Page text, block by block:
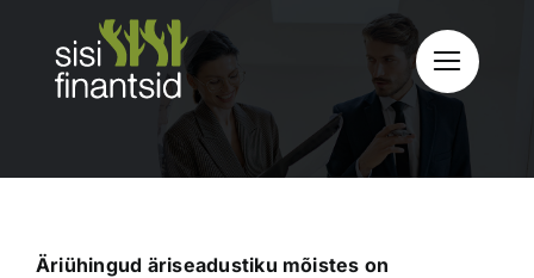
content
Äriühingud äriseadustiku mõistes on